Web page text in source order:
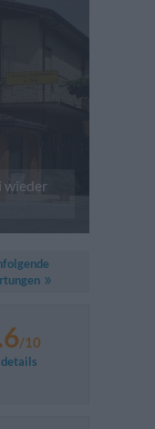
wieder
/10
details